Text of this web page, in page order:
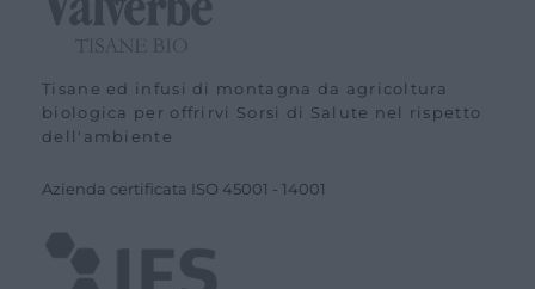
Tisane ed infusi di montagna da agricoltura
biologica per offrirvi Sorsi di Salute nel rispetto
dell'ambiente
Azienda certiﬁcata ISO 45001 - 14001